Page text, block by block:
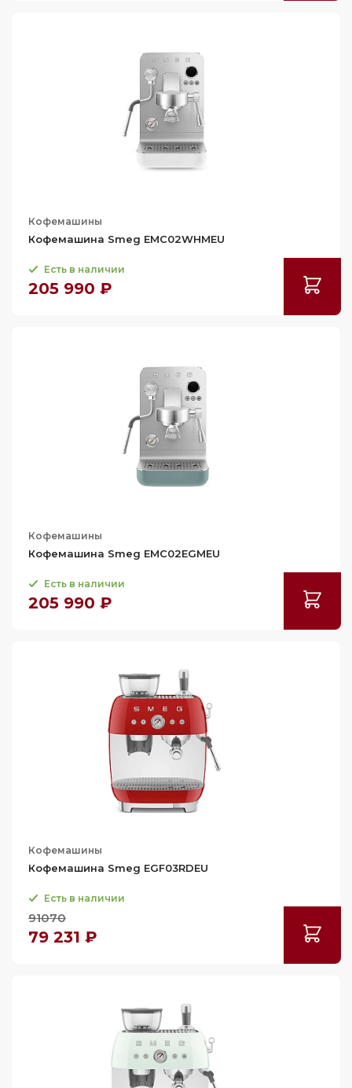
Кофемашины
Кофемашина Smeg EMC02WHMEU
Есть в наличии
205 990 ₽
Кофемашины
Кофемашина Smeg EMC02EGMEU
Есть в наличии
205 990 ₽
Кофемашины
Кофемашина Smeg EGF03RDEU
Есть в наличии
91070
79 231 ₽